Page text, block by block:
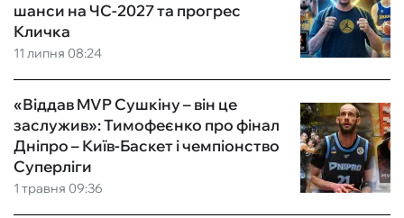
11 липня 08:24
шанси на ЧС-2027 та прогрес
Кличка
1 травня 09:36
«Віддав MVP Сушкіну – він це
заслужив»: Тимофеєнко про фінал
Дніпро – Київ-Баскет і чемпіонство
Суперліги